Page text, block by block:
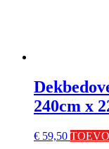
240cm x
€ 59,50